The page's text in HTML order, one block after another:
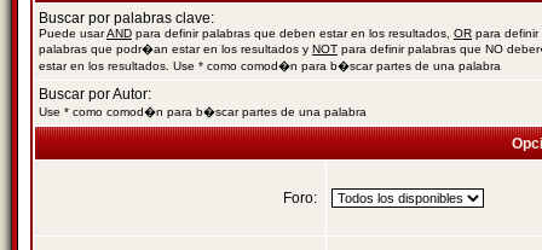
Buscar por palabras clave:
Puede usarAND para definir palabras que deben estar en los resultados, OR para definir
palabras que podr�an estar en los resultados y NOT para definir palabras que NO
estar en los resultados. Use * como comod�n para b�scar partes de una palabra
Buscar por Autor:
Use * como comod�n para b�scar partes de una palabra
Foro: